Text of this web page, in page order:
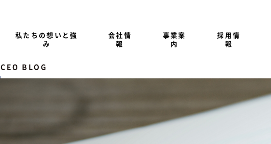
私たちの想いと強
み
会社情
報
事業案
内
採用情
報
CEO BLOG